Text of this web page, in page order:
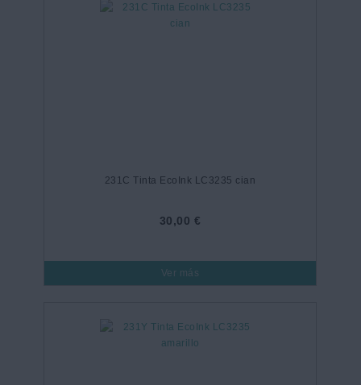
231C Tinta EcoInk LC3235 cian
30,00 €
Ver más